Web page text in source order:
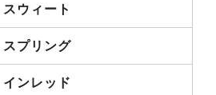
スウィート
スプリング
インレッド